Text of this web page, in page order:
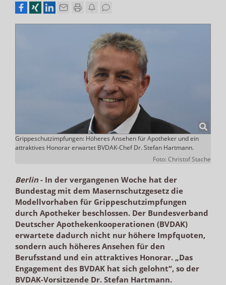
Grippeschutzimpfungen: Höheres Ansehen für Apotheker und ein
attraktives Honorar erwartet BVDAK-Chef Dr. Stefan Hartmann.
Foto: Christof Stache
Berlin- In der vergangenen Woche hat der
Bundestag mit dem Masernschutzgesetz die
Modellvorhaben für Grippeschutzimpfungen
durch Apotheker beschlossen. Der Bundesverband
Deutscher Apothekenkooperationen (BVDAK)
erwartete dadurch nicht nur höhere Impfquoten,
sondern auch höheres Ansehen für den
Berufsstand und ein attraktives Honorar. „Das
Engagement des BVDAK hat sich gelohnt“, so der
BVDAK-Vorsitzende Dr. Stefan Hartmann.